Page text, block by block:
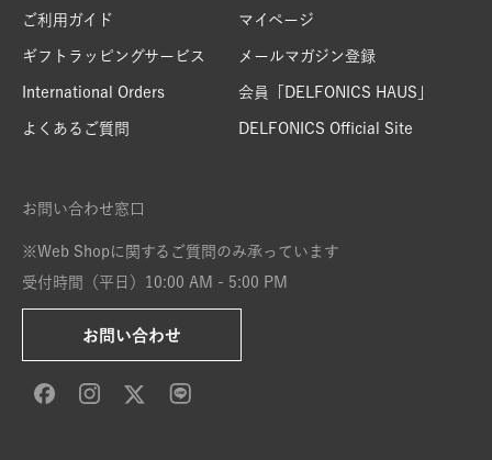
ご利用ガイド
ギフトラッピングサービス
International Orders
よくあるご質問
マイページ
メールマガジン登録
会員「DELFONICS HAUS」
DELFONICS Official Site
お問い合わせ窓口
※Web Shopに関するご質問のみ承っています
受付時間（平日）10:00 AM - 5:00 PM
お問い合わせ